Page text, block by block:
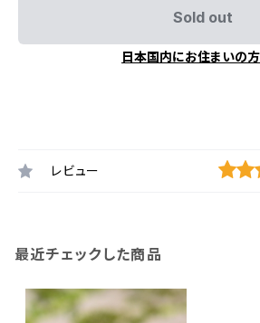
Sold out
日本国内にお住まいの
レビュー
最近チェックした商品